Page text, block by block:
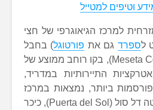
למרכז הגיאוגרפי של חצי
לספרד גם את פורטוגל) בחבל
מסטה המרכזית (Meseta Central), בקו רוחב ממוצע של
התיירותיות במדריד,
ביותר, נמצאות במרכז
העיר, כולל הכיכר פוארטה דל סול (Puerta del Sol), כיכר